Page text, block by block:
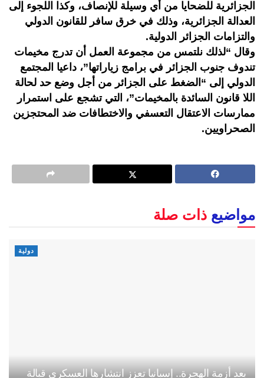
الجزائرية للضحايا من أي وسيلة للإنصاف، وكذا اللجوء إلى
العدالة الجزائرية، وذلك في خرق سافر للقانون الدولي
والتزامات الجزائر الدولية.
وقال “لذلك نلتمس من مجموعة العمل أن تدرج مخيمات
تندوف جنوب الجزائر في برامج زياراتها”، داعيا المجتمع
الدولي إلى “الضغط على الجزائر من أجل وضع حد لحالة
اللا قانون السائدة بالمخيمات”، التي تشجع على استمرار
ممارسات الاعتقال التعسفي والاختطافات ضد المحتجزين
الصحراويين.
مواضيع ذات صلة
دولية
بعد أزمة الهجرة.. إسبانيا تعزز انتشارها العسكري قبالة